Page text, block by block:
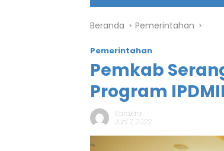
t
m
Beranda Pemerintahan
Pemerintahan
Pemkab
Program
Katakita
Juni 7, 2022